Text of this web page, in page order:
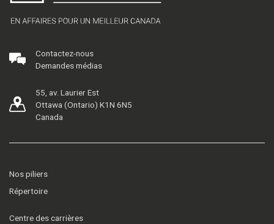
Contactez-nous
Demandes médias
55, av. Laurier Est
Ottawa (Ontario) K1N 6N5
Canada
Nos piliers
Répertoire
Centre des carrières